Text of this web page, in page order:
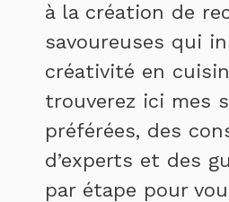
à la création de
savoureuses qui
créativité en
trouverez ici mes
préférées, des
d’experts et des
par étape pour